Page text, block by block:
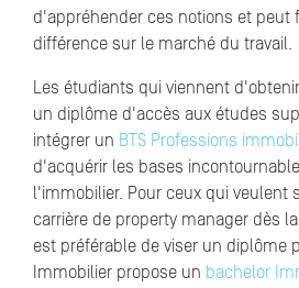
d'appréhender ces notions et peut
différence sur le marché du travail.
Les étudiants qui viennent
un diplôme d'accès aux études
intégrer un BTS Professions
d'acquérir les bases
l'immobilier. Pour ceux qui veulent
carrière de property manager dès
est préférable de viser un diplôme
Immobilier propose un bachelor